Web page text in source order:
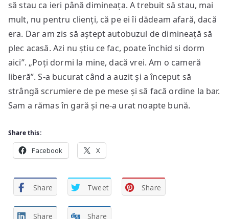
să stau ca ieri până dimineața. A trebuit să stau, mai
mult, nu pentru clienți, că pe ei îi dădeam afară, dacă
era. Dar am zis să aștept autobuzul de dimineață să
plec acasă. Azi nu știu ce fac, poate închid si dorm
aici”. „Poți dormi la mine, dacă vrei. Am o cameră
liberă”. S-a bucurat când a auzit și a început să
strângă scrumiere de pe mese și să facă ordine la bar.
Sam a rămas în gară și ne-a urat noapte bună.
Share this:
Facebook X
Share Tweet Share
Share Share